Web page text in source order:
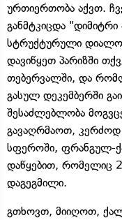
ურთიერთობა აქვთ.
განმტკიცდა
სტრუქტურული
დავიწყეთ პარიზში
თებერვალში, და
გასულ დეკემბერში
შესაძლებლობა
გავაღრმაოთ, კერძოდ
სფეროში, ფრანგულ-
დაწყებით, რომელიც
დაგეგმილი.
გთხოვთ, მიიღოთ,